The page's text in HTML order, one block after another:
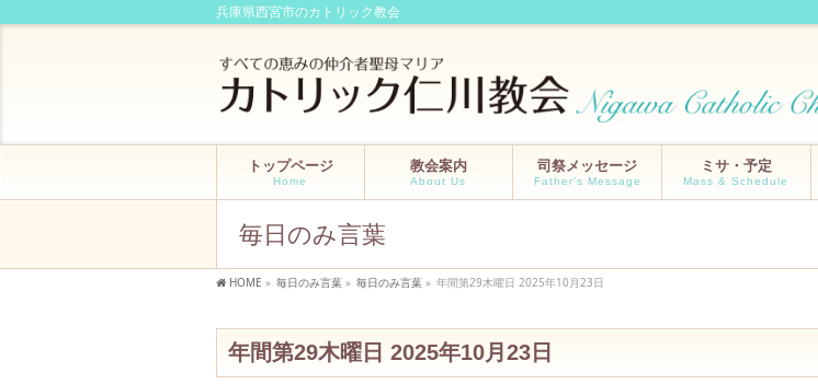
兵庫県西宮市のカトリック教会
トップページ
Home
教会案内
About Us
司祭メッセージ
Father’s Message
ミサ・予定
Mass & Schedule
毎日のみ言葉
HOME » 毎日のみ言葉 » 毎日のみ言葉 » 年間第29木曜日 2025年10月23日
年間第29木曜日 2025年10月23日